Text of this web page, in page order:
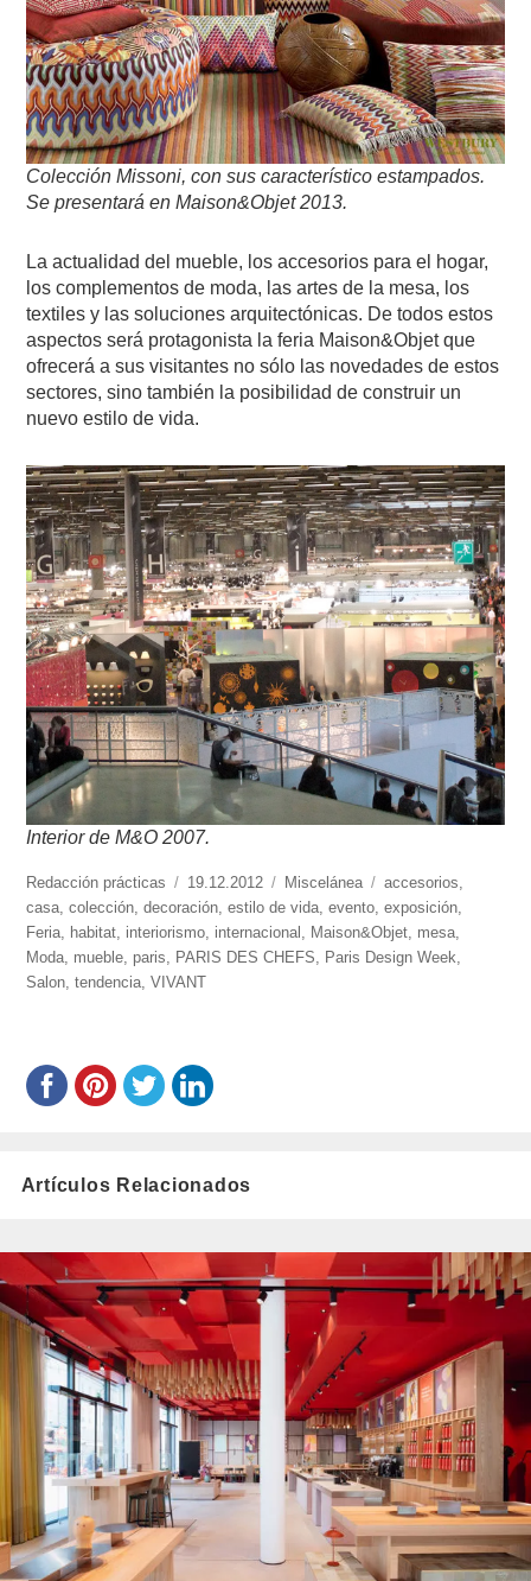
Colección Missoni, con sus característico estampados.
Se presentará en Maison&Objet 2013.
La actualidad del mueble, los accesorios para el hogar,
los complementos de moda, las artes de la mesa, los
textiles y las soluciones arquitectónicas. De todos estos
aspectos será protagonista la feria Maison&Objet que
ofrecerá a sus visitantes no sólo las novedades de estos
sectores, sino también la posibilidad de construir un
nuevo estilo de vida.
Interior de M&O 2007.
https://www.experimenta.es/author/redaccion-
practicas/
Redacción prácticas
Publicado
el
19.12.2012 Categorías
Miscelánea Etiquetas
accesorios,
casa,colección,decoración,estilo de vida,evento,exposición,
Feria, habitat, interiorismo, internacional , Maison&Objet, mesa,
Moda, mueble, paris, PARIS DES CHEFS, Paris Design Week,
Salon,tendencia,VIVANT
Artículos Relacionados